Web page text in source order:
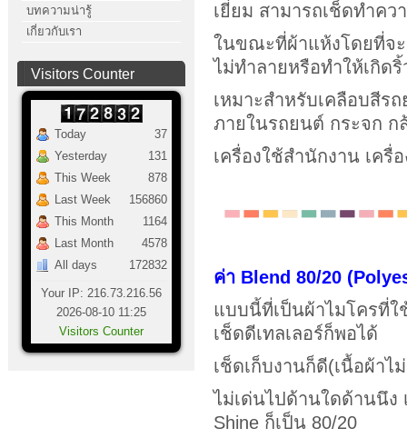
บทความน่ารู้
เกี่ยวกับเรา
Visitors Counter
Today
Yesterday
This Week
Last Week
This Month
Last Month
All days
37
131
878
156860
1164
4578
172832
Your IP: 216.73.216.56
2026-08-10 11:25
Visitors Counter
เยี่ยม สามารถเช็ดทำคว
ในขณะที่ผ้าแห้งโดยที่จะ
ไม่ทำลายหรือทำให้เกิดริ้
เหมาะสำหรับเคลือบสีร
ภายในรถยนต์ กระจก ก
เครื่องใช้สำนักงาน เครื่
ค่า Blend 80/20
แบบนี้ที่เป็นผ้าไมโครที่ใ
เช็ดดีเทลเลอร์ก็พอได้
เช็ดเก็บงานก็ดี(เนื้อผ้าไ
ไม่เด่นไปด้านใดด้านนึง
Shine ก็เป็น 80/20